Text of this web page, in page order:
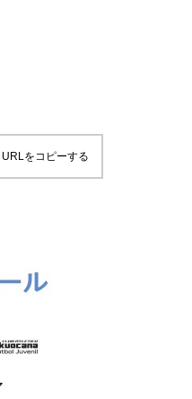
をコピーする